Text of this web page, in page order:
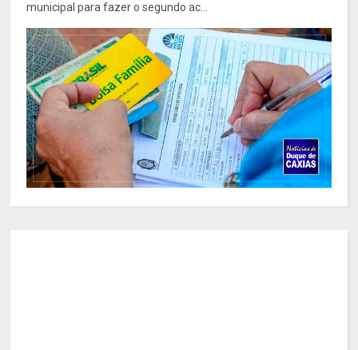
municipal para fazer o segundo ac...